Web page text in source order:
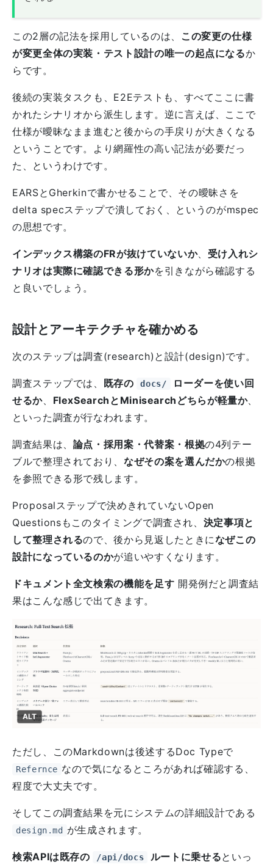
この2層の記法を採用しているのは、
この変更の仕様
が変更全体の実装・テスト設計の唯一の起点になるか
らです。
後続の実装タスクも、E2Eテストも、すべてここに書
かれたシナリオから派生します。逆に言えば、ここで
仕様が曖昧なまま進むと後からの手戻りが大きくなる
ということです。より網羅性の高い記法が必要だっ
た、というわけです。
EARSとGherkinで書かせることで、その曖昧さを
delta specステップで潰しておく、というのがmspec
の思想です。
インデックス構築のFRが抜けていないか、 受け入れシ
ナリオは実際に確認できる形かを引きながら確認する
と良いでしょう。
設計とアーキテクチャを確かめる
次のステップは調査(research)と設計(design)です。
調査ステップでは、 既存の docs/
ローダーを使い回
せるか、 FlexSearchとMinisearchどちらが軽量か、
といった調査が行なわれます。
調査結果は、 論点・採用案・代替案・根拠の4列テー
ブルで整理されており、なぜその案を選んだかの根拠
を参照できる形で残します。
Proposalステップで決めきれていないOpen
Questionsもこのタイミングで調査され、 決定事項と
して整理されるので、後から見返したときになぜこの
設計になっているのかが追いやすくなります。
ドキュメント全文検索の機能を足す 開発例だと調査結
果はこんな感じで出てきます。
ALT
ただし、このMarkdownは後述するDoc Typeで
Refernce なので気になるところがあれば確認する、
程度で大丈夫です。
そしてこの調査結果を元にシステムの詳細設計である
design.md が生成されます。
検索APIは既存の /api/docs ルートに乗せるといっ